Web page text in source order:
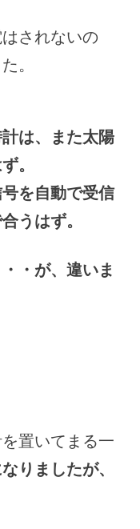
されないの
。
は、また太陽
。
を自動で受信
うはず。
・が、違いま
置いてまる一
りましたが、